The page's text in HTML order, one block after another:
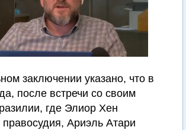
заключении указано, что в
после встречи со своим
где Элиор Хен
Ариэль Атари